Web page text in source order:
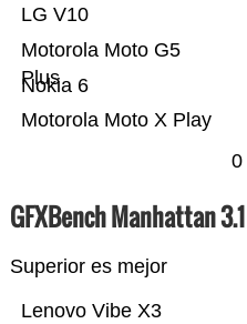
Motorola Moto X Play
Nokia 6
Motorola Moto G5
Plus
LG V10
0
GFXBench Manhattan 3.1
Superior es mejor
Lenovo Vibe X3